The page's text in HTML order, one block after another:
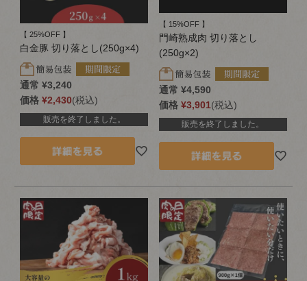
【 25%OFF 】
白金豚 切り落とし(250g×4)
通常 ¥3,240
価格 ¥2,430 税込
販売を終了しました。
【 15%OFF 】
門崎熟成肉 切り落とし
(250g×2)
通常 ¥4,590
価格 ¥3,901 税込
販売を終了しました。